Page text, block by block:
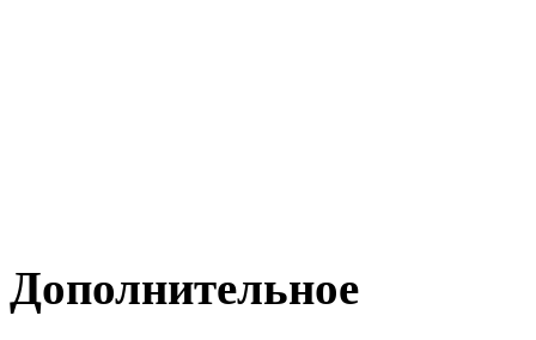
Дополнительное